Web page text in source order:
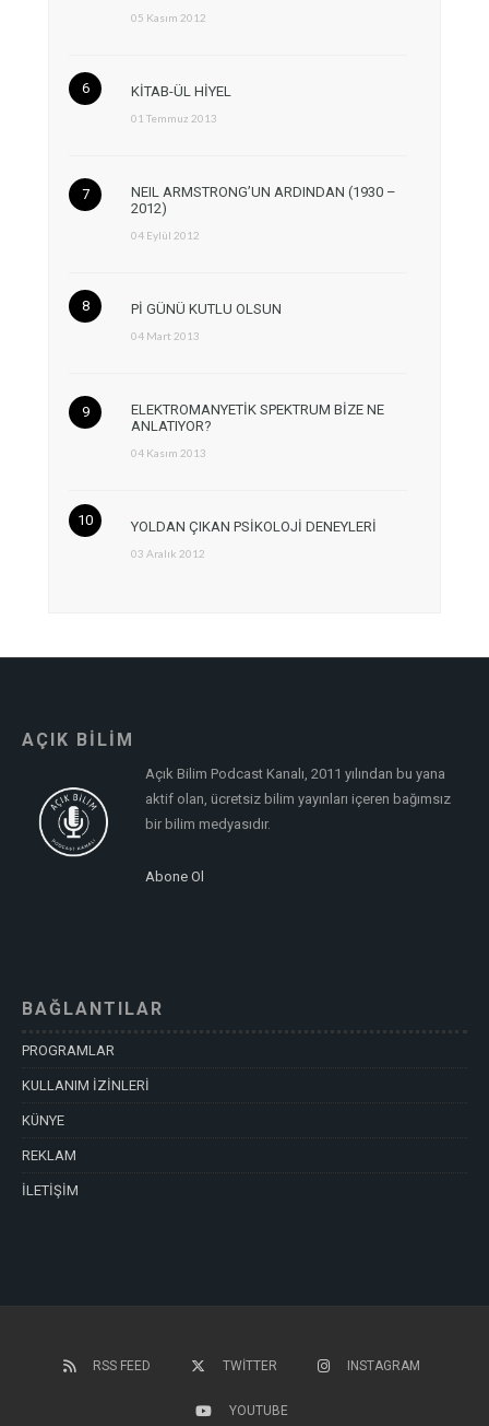
05 Kasım 2012
KİTAB-ÜL HİYEL
01 Temmuz 2013
NEIL ARMSTRONG’UN ARDINDAN (1930 –
2012)
04 Eylül 2012
Pİ GÜNÜ KUTLU OLSUN
04 Mart 2013
ELEKTROMANYETİK SPEKTRUM BİZE NE
ANLATIYOR?
04 Kasım 2013
YOLDAN ÇIKAN PSİKOLOJİ DENEYLERİ
03 Aralık 2012
AÇIK BİLİM
Açık Bilim Podcast Kanalı, 2011 yılından bu yana
aktif olan, ücretsiz bilim yayınları içeren bağımsız
bir bilim medyasıdır.
Abone Ol
BAĞLANTILAR
PROGRAMLAR
KULLANIM İZİNLERİ
KÜNYE
REKLAM
İLETİŞİM
RSS FEED TWITTER INSTAGRAM
YOUTUBE